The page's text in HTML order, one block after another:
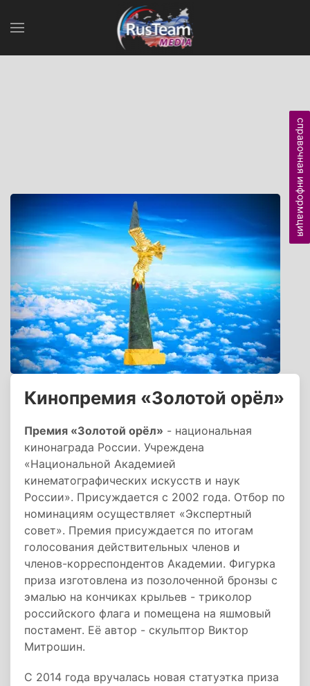
Кинопремия «Золотой орёл»
Премия «Золотой орёл» - национальная
кинонаграда России. Учреждена
«Национальной Академией
кинематографических искусств и наук
России». Присуждается с 2002 года. Отбор по
номинациям осуществляет «Экспертный
совет». Премия присуждается по итогам
голосования действительных членов и
членов-корреспондентов Академии. Фигурка
приза изготовлена из позолоченной бронзы с
эмалью на кончиках крыльев - триколор
российского флага и помещена на яшмовый
постамент. Её автор - скульптор Виктор
Митрошин.
С 2014 года вручалась новая статуэтка приза
справочная информация